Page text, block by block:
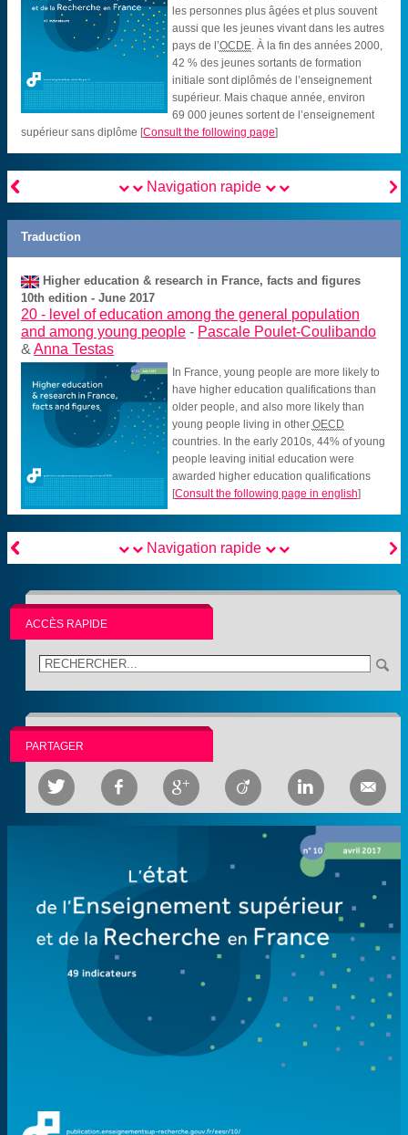
les personnes plus âgées et plus souvent
aussi que les jeunes vivant dans les autres
pays de l’OCDE. À la fin des années 2000,
42 % des jeunes sortants de formation
initiale sont diplômés de l’enseignement
supérieur. Mais chaque année, environ
69 000 jeunes sortent de l’enseignement
supérieur sans diplôme [Consult the following page]
 
Navigation rapide
Traduction
Higher education & research in France, facts and figures
10th edition - June 2017
20 - level of education among the general population
and among young people - Pascale Poulet-Coulibando
&Anna Testas
In France, young people are more likely to
have higher education qualifications than
older people, and also more likely than
young people living in other OECD
countries. In the early 2010s, 44% of young
people leaving initial education were
awarded higher education qualifications
[Consult the following page in english]
 
Navigation rapide
ACCÈS RAPIDE
PARTAGER
     